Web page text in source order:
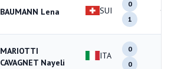
BAUMANN Lena SUI
0
1
1
MARIOTTI
CAVAGNET Nayeli
ITA
0
0